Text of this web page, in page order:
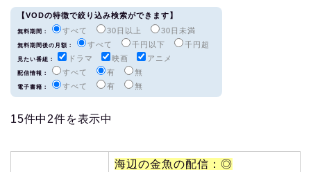
【VODの特徴で絞り込み検索ができます】
無料期間： すべて 30日以上 30日未満
無料期間後の月額： すべて 千円以下 千円超
見たい番組： ドラマ 映画 アニメ
配信情報： すべて 有 無
電子書籍： すべて 有 無
15件中2件を表示中
海辺の金魚の配信：◎